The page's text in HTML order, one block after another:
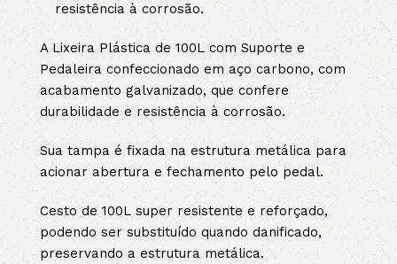
resistência à corrosão.
A Lixeira Plástica de 100L com Suporte e
Pedaleira confeccionado em aço carbono, com
acabamento galvanizado, que confere
durabilidade e resistência à corrosão.
Sua tampa é fixada na estrutura metálica para
acionar abertura e fechamento pelo pedal.
Cesto de 100L super resistente e reforçado,
podendo ser substituído quando danificado,
preservando a estrutura metálica.